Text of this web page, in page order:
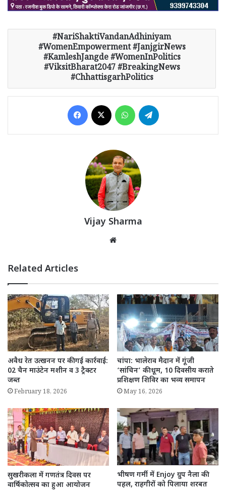
NariShaktiVandanAdhiniyam
#WomenEmpowerment #JanjgirNews
#KamleshJangde #WomenInPolitics
#ViksitBharat2047 #BreakingNews
#ChhattisgarhPolitics
Facebook WhatsApp
Vijay Sharma
Related Articles
अवैध रेत उत्खनन पर की गई कार्रवाई:
02 चैन माउंटेन मशीन व 3 ट्रैक्टर
जब्त
February 18, 2026
चांपा: भालेराव मैदान में गूंजी
‘सांचिन’ की धूम, 10 दिवसीय कराते
प्रशिक्षण शिविर का भव्य समापन
May 16, 2026
सुखरीकला में गणतंत्र दिवस पर
वार्षिकोत्सव का हुआ आयोजन
भीषण गर्मी में Enjoy ग्रुप नैला की
पहल, राहगीरों को पिलाया शरबत